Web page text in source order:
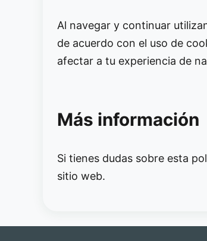
Al navegar y continuar
de acuerdo con el uso de
afectar a tu experiencia de
Más información
Si tienes dudas sobre esta
sitio web.